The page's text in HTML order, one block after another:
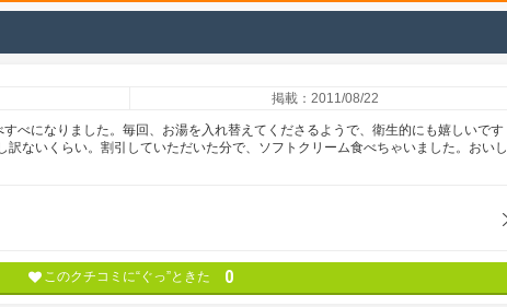
掲載：2011/08/22
べになりました。毎回、お湯を入れ替えてくださるようで、衛生的にも嬉しいです
ないくらい。割引していただいた分で、ソフトクリーム食べちゃいました。おいし
このクチコミに“ぐっ”ときた 0